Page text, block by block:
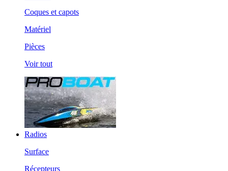
Coques et capots
Matériel
Pièces
Voir tout
Radios
Surface
Récepteurs